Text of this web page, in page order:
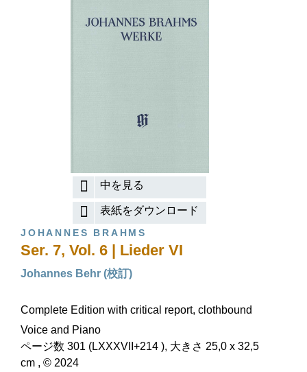
中を見る
表紙をダウンロード
JOHANNES BRAHMS
Ser. 7, Vol. 6 | Lieder VI
Johannes Behr (校訂)
Complete Edition with critical report, clothbound
Voice and Piano
ページ数 301 (LXXXVII+214 ), 大きさ 25,0 x 32,5
cm , © 2024